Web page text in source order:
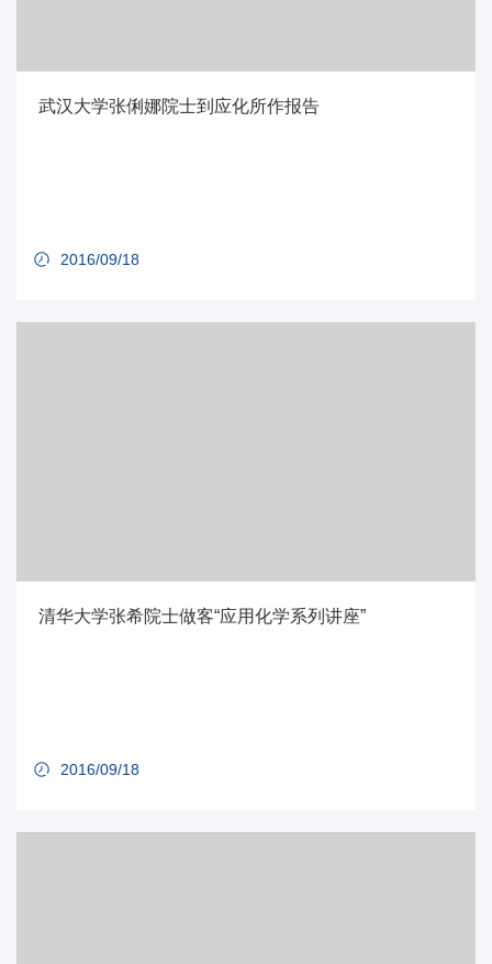
武汉大学张俐娜院士到应化所作报告
2016/09/18
清华大学张希院士做客“应用化学系列讲座”
2016/09/18